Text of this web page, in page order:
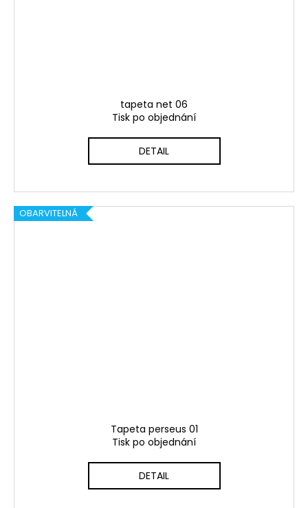
tapeta net 06
Tisk po objednání
DETAIL
OBARVITELNÁ
Tapeta perseus 01
Tisk po objednání
DETAIL